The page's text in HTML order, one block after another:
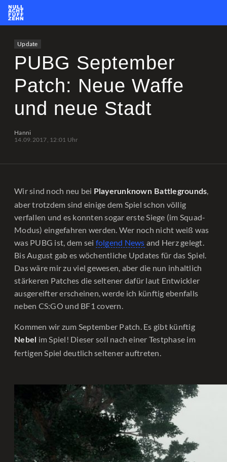
PUBG Report
Update
PUBG September
Patch: Neue Waffe
und neue Stadt
Hanni
14.09.2017, 12:01 Uhr
Wir sind noch neu bei Playerunknown Battlegrounds,
aber trotzdem sind einige dem Spiel schon völlig
verfallen und es konnten sogar erste Siege (im Squad-
Modus) eingefahren werden. Wer noch nicht weiß was
was PUBG ist, dem sei folgend News and Herz gelegt.
Bis August gab es wöchentliche Updates für das Spiel.
Das wäre mir zu viel gewesen, aber die nun inhaltlich
stärkeren Patches die seltener dafür laut Entwickler
ausgereifter erscheinen, werde ich künftig ebenfalls
neben CS:GO und BF1 covern.
Kommen wir zum September Patch. Es gibt künftig
Nebel
im Spiel! Dieser soll nach einer Testphase im
fertigen Spiel deutlich seltener auftreten.